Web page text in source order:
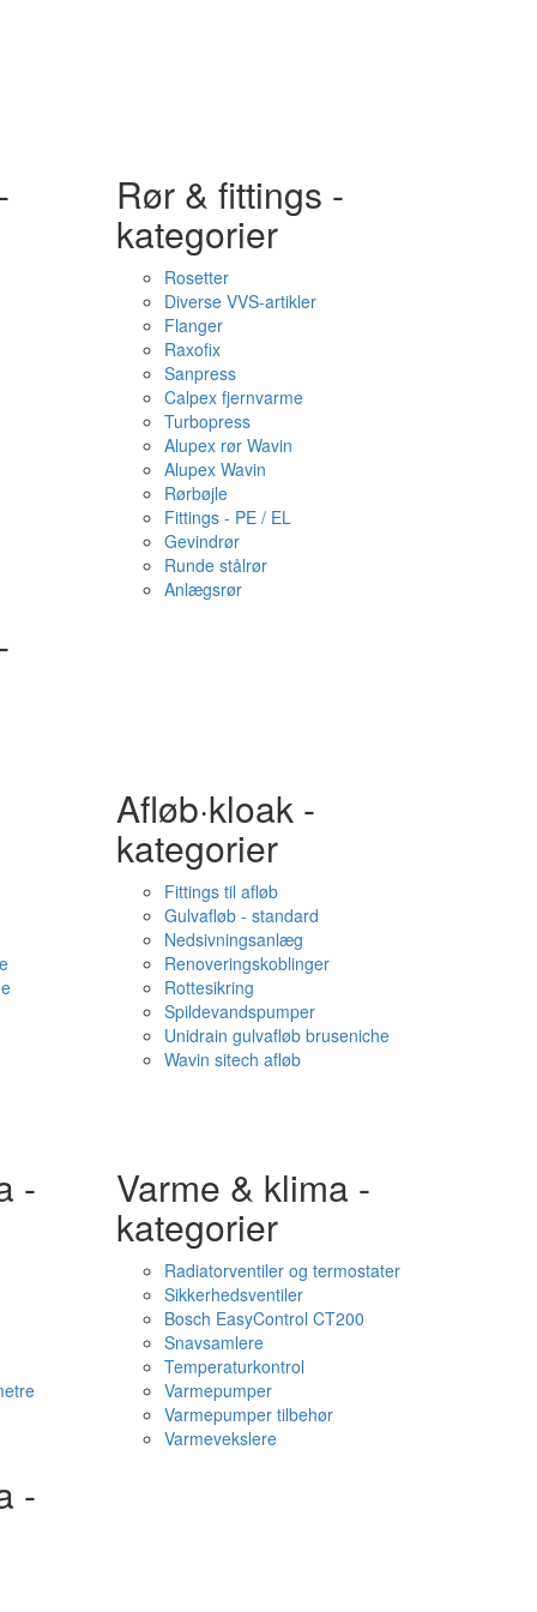
Rør & fittings -
kategorier
Rosetter
Diverse VVS-artikler
Flanger
Raxofix
Sanpress
Calpex fjernvarme
Turbopress
Alupex rør Wavin
Alupex Wavin
Rørbøjle
Fittings - PE / EL
Gevindrør
Runde stålrør
Anlægsrør
Afløb·kloak -
kategorier
Fittings til afløb
Gulvafløb - standard
Nedsivningsanlæg
Renoveringskoblinger
Rottesikring
Spildevandspumper
Unidrain gulvafløb bruseniche
Wavin sitech afløb
- Varme & klima -
kategorier
Radiatorventiler og termostater
Sikkerhedsventiler
Bosch EasyControl CT200
Snavsamlere
Temperaturkontrol
Varmepumper
Varmepumper tilbehør
Varmevekslere
-